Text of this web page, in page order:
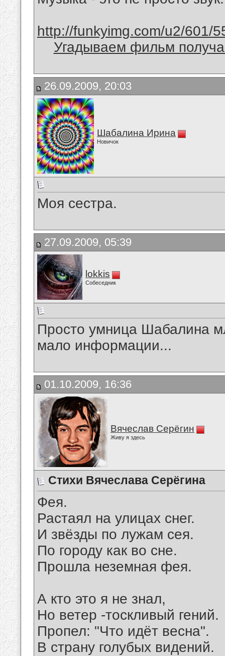
http://funkyimg.com/u2/601/
Угадываем фильм
26.09.2009, 20:03
Шабалина Ирина
Новичок
Моя сестра.
27.09.2009, 05:39
lokkis
Собеседник
Просто умница Шабалина
мало информации...
01.10.2009, 16:36
Вячеслав Серёгин
Живу я здесь
Стихи Вячеслава Серёгина
Фея.
Растаял на улицах снег.
И звёзды по лужам сея.
По городу как во сне.
Прошла неземная фея.
А кто это я не знал,
Но ветер -тоскливый гений.
Пропел: "Что идёт весна".
В страну голубых видений.